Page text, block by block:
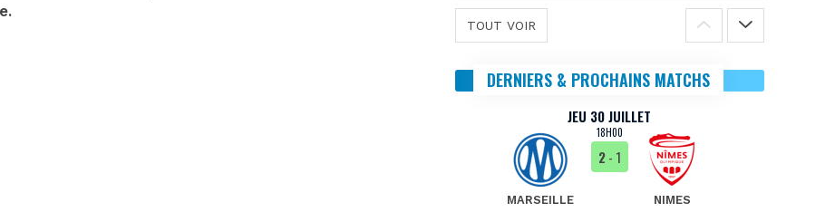
TOUT VOIR
DERNIERS & PROCHAINS MATCHS
JEU 30 JUILLET
18H00
MARSEILLE
2- 1
NIMES